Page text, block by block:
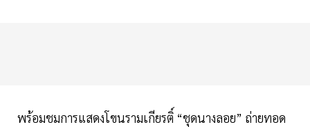
พร้อมชมการแสดงโขนรามเกียรติ์ “ชุดนางลอย” ถ่ายทอด